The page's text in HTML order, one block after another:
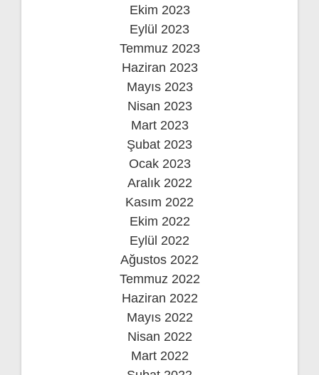
Ekim 2023
Eylül 2023
Temmuz 2023
Haziran 2023
Mayıs 2023
Nisan 2023
Mart 2023
Şubat 2023
Ocak 2023
Aralık 2022
Kasım 2022
Ekim 2022
Eylül 2022
Ağustos 2022
Temmuz 2022
Haziran 2022
Mayıs 2022
Nisan 2022
Mart 2022